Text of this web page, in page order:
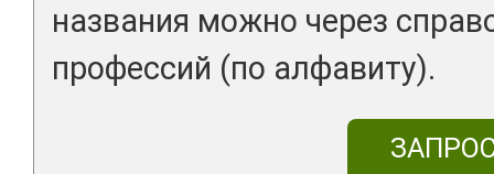
названия можно через
профессий (по алфавиту).